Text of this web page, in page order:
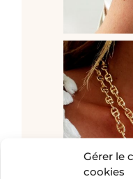
Gérer le
cookies